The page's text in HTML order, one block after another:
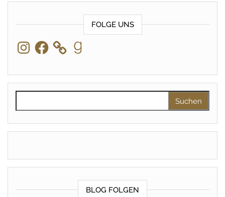
FOLGE UNS
InstagramFacebook Goodreads
BLOG FOLGEN